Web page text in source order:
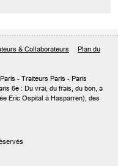
& Collaborateurs
Plan du
- Traiteurs Paris - Paris
6e : Du vrai, du frais, du bon, à
Eric Ospital à Hasparren), des